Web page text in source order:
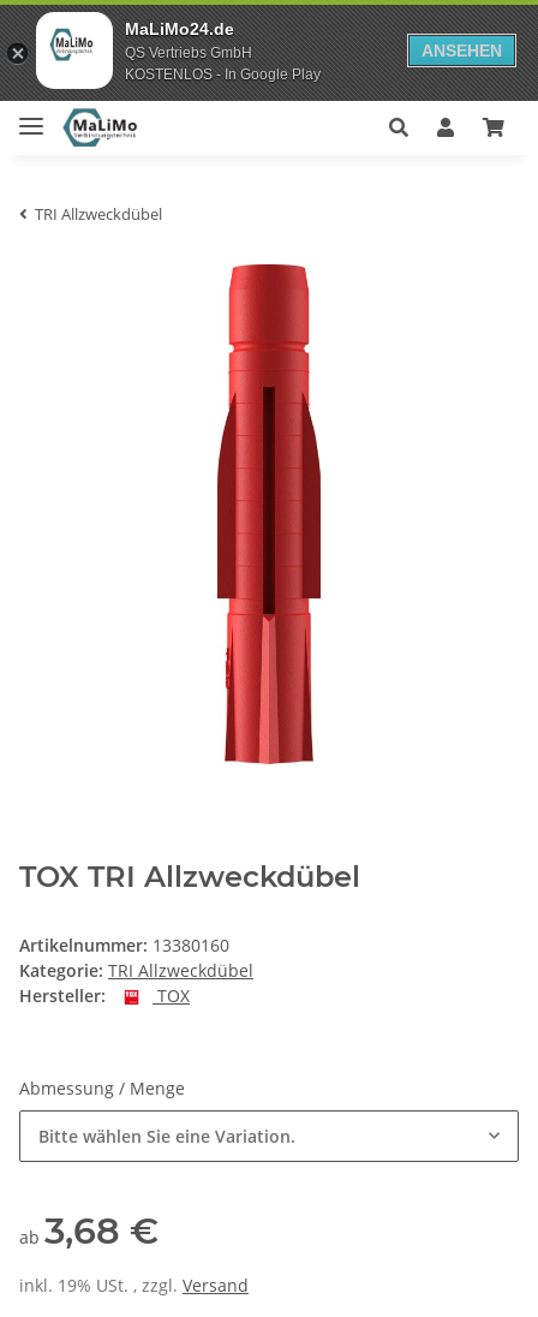
MaLiMo24.de
QS Vertriebs GmbH
KOSTENLOS - In Google Play
ANSEHEN
TRI Allzweckdübel
TOX TRI Allzweckdübel
Artikelnummer: 13380160
Kategorie: TRI Allzweckdübel
Hersteller:
TOX
Abmessung / Menge
Bitte wählen Sie eine Variation.
ab 3,68 €
inkl. 19% USt. , zzgl. Versand